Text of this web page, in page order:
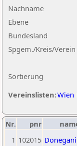
Nachname
Ebene
Sortierung
Bundesland
Spgem./Kreis/Verein
Vereinslisten:Wien
Nr. pnr
1 102015